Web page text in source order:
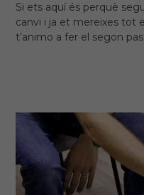
Si ets aquí és perquè
canvi i ja et mereixes tot
t’animo a fer el segon